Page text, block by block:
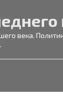
века.